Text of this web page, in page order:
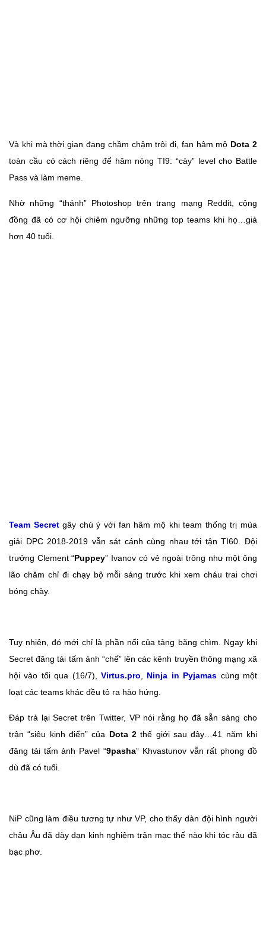
Và khi mà thời gian đang chầm chậm trôi đi, fan hâm mộ Dota 2
toàn cầu có cách riêng để hâm nóng TI9: “cày” level cho Battle
Pass và làm meme.
Nhờ những “thánh” Photoshop trên trang mạng Reddit, cộng
đồng đã có cơ hội chiêm ngưỡng những top teams khi họ…già
hơn 40 tuổi.
Team Secretgây chú ý với fan hâm mộ khi team thống trị mùa
giải DPC 2018-2019 vẫn sát cánh cùng nhau tới tận TI60. Đội
trưởng Clement “Puppey” Ivanov có vẻ ngoài trông như một ông
lão chăm chỉ đi chạy bộ mỗi sáng trước khi xem cháu trai chơi
bóng chày.
Tuy nhiên, đó mới chỉ là phần nổi của tảng băng chìm. Ngay khi
Secret đăng tải tấm ảnh “chế” lên các kênh truyền thông mạng xã
hội vào tối qua (16/7), Virtus.pro Ninja in Pyjamas cùng một
loạt các teams khác đều tỏ ra hào hứng.
Đáp trả lại Secret trên Twitter, VP nói rằng họ đã sẵn sàng cho
trận “siêu kinh điển” của Dota 2 thế giới sau đây…41 năm khi
đăng tải tấm ảnh Pavel “9pasha” Khvastunov vẫn rất phong đồ
dù đã có tuổi.
NiP cũng làm điều tương tự như VP, cho thấy dàn đội hình người
châu Âu đã dày dạn kinh nghiệm trận mạc thế nào khi tóc râu đã
bạc phơ.